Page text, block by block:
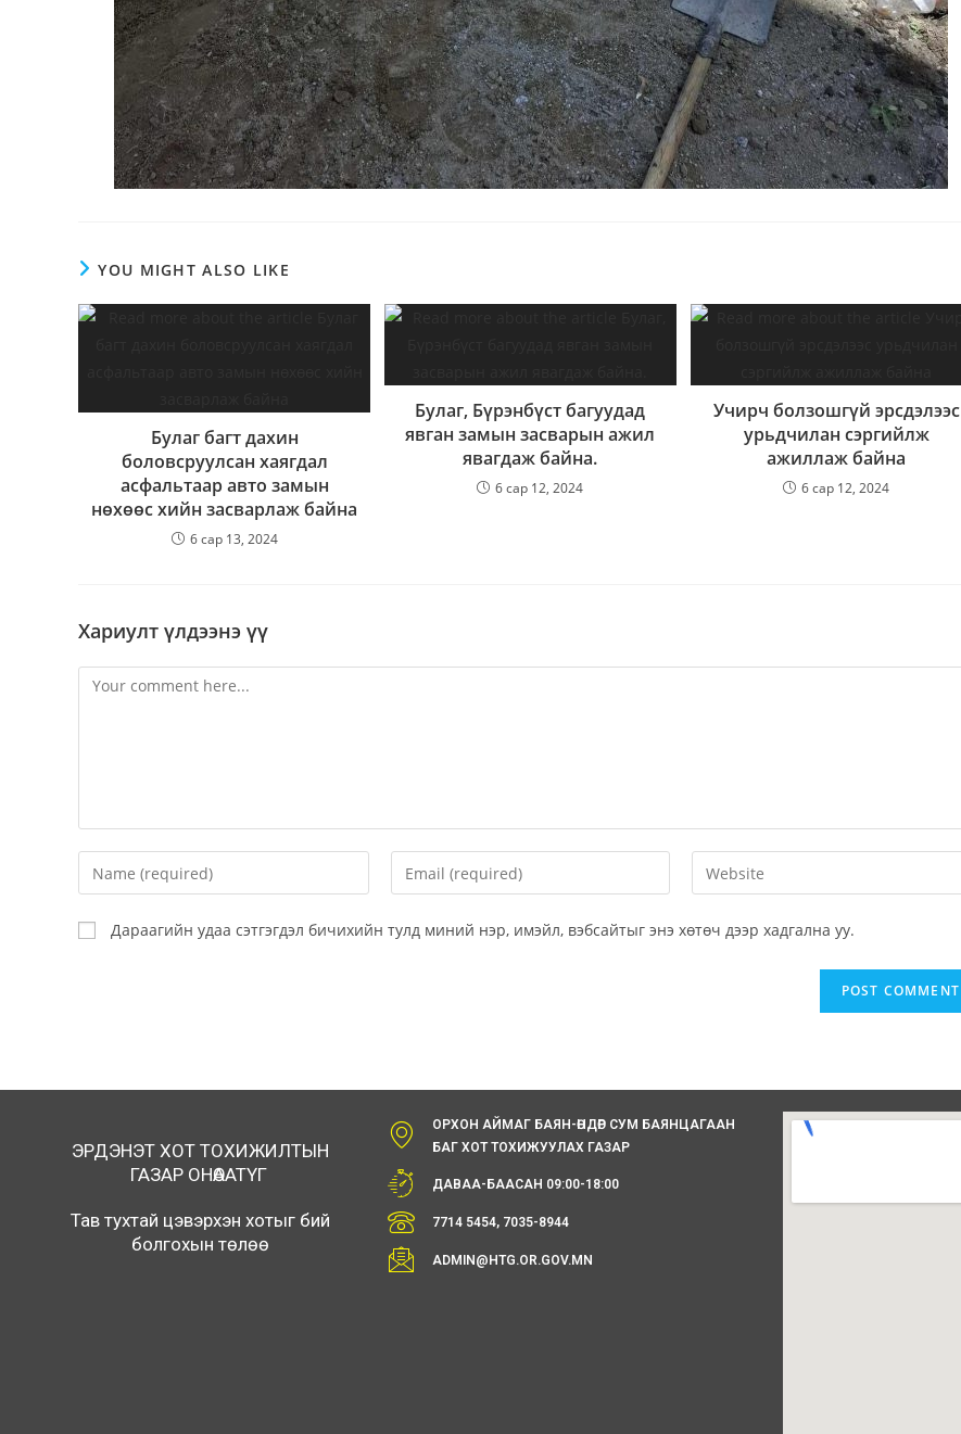
YOU MIGHT ALSO LIKE
Булаг багт дахин
боловсруулсан хаягдал
асфальтаар авто замын
нөхөөс хийн засварлаж байна
6 сар 13, 2024
Булаг, Бүрэнбүст багуудад
явган замын засварын ажил
явагдаж байна.
6 сар 12, 2024
Учирч болзошгүй эрсдэлээс
урьдчилан сэргийлж
ажиллаж байна
6 сар 12, 2024
Хариулт үлдээнэ үү
Дараагийн удаа сэтгэгдэл бичихийн тулд миний нэр, имэйл, вэбсайтыг энэ хөтөч дээр хадгална уу.
ЭРДЭНЭТ ХОТ ТОХИЖИЛТЫН
ГАЗАР ОНӨААТҮГ
Тав тухтай цэвэрхэн хотыг бий
болгохын төлөө
ОРХОН АЙМАГ БАЯН-ӨНДӨР СУМ БАЯНЦАГААН
БАГ ХОТ ТОХИЖУУЛАХ ГАЗАР
ДАВАА-БААСАН 09:00-18:00
7714 5454, 7035-8944
ADMIN@HTG.OR.GOV.MN